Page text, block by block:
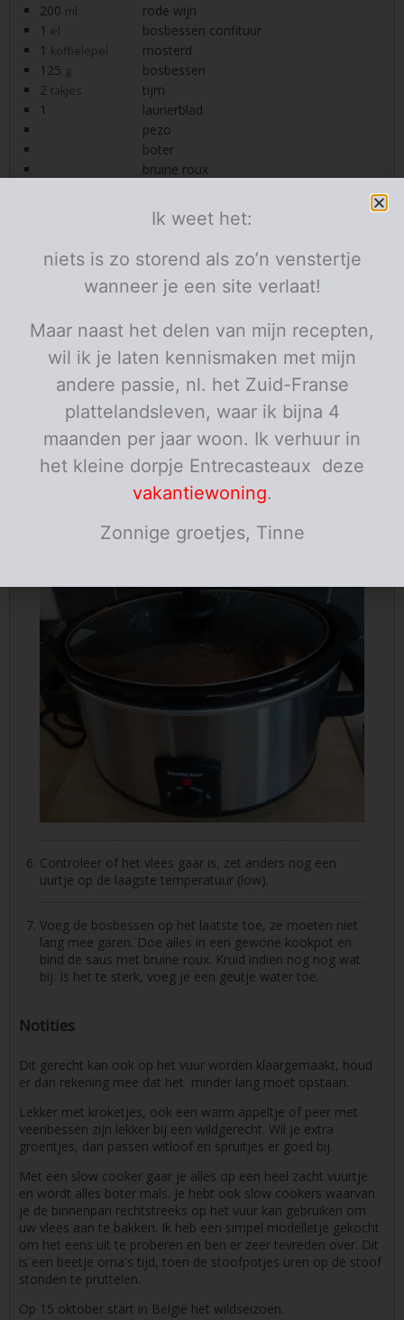
200 ml
rode wijn
1 el
bosbessen confituur
1 koffielepel
mosterd
125 g
bosbessen
2 takjes
tijm
1
laurierblad
pezo
boter
bruine roux
Bak eerst het hinde stoofvlees aan in een pan met
boter en kruid met pezo. Doe het vlees in de slow
Bak in dezelfde pan het spek krokant en voeg bij het
hinde stoofvlees.
Doe nu de worteltjes, de selder en de sjalot bij het
Giet de fond en de wijn erover en voeg de aromaten
toe: het laurierblad, de tijm, de mosterd en de
Controleer of het vlees gaar is, zet anders nog een
uurtje op de laagste temperatuur (low).
Voeg de bosbessen op het laatste toe, ze moeten niet
lang mee garen. Doe alles in een gewone kookpot en
bind de saus met bruine roux. Kruid indien nog nog wat
bij. Is het te sterk, voeg je een geutje water toe.
Notities
Dit gerecht kan ook op het vuur worden klaargemaakt, houd
er dan rekening mee dat het minder lang moet opstaan.
Lekker met kroketjes, ook een warm appeltje of peer met
veenbessen zijn lekker bij een wildgerecht. Wil je extra
groentjes, dan passen witloof en spruitjes er goed bij.
Met een slow cooker gaar je alles op een heel zacht vuurtje
en wordt alles boter mals. Je hebt ook slow cookers waarvan
je de binnenpan rechtstreeks op het vuur kan gebruiken om
uw vlees aan te bakken. Ik heb een simpel modelletje gekocht
om het eens uit te proberen en ben er zeer tevreden over. Dit
is een beetje oma's tijd, toen de stoofpotjes uren op de stoof
stonden te pruttelen.
Op 15 oktober start in België het wildseizoen.
Ik weet het:
niets is zo storend als zo’n venstertje
wanneer je een site verlaat!
Maar naast het delen van mijn recepten,
wil ik je laten kennismaken met mijn
andere passie, nl. het Zuid-Franse
plattelandsleven, waar ik bijna 4
maanden per jaar woon. Ik verhuur in
het kleine dorpje Entrecasteaux deze
vakantiewoning.
Zonnige groetjes, Tinne